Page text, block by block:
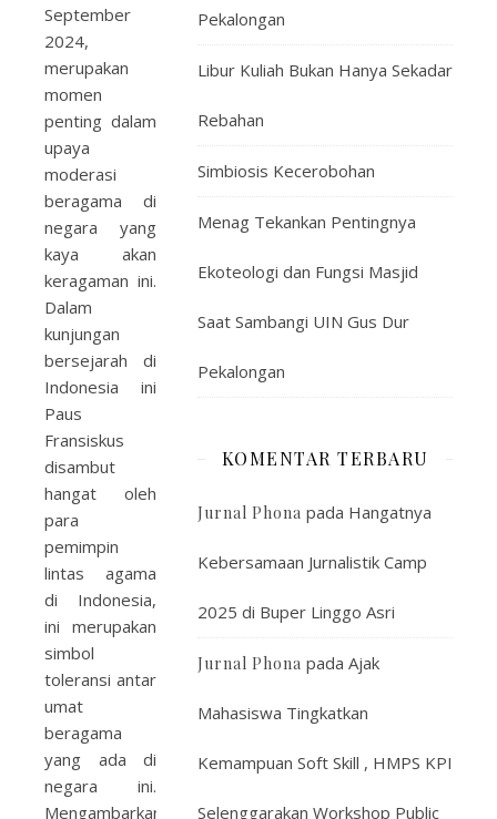
September
2024,
merupakan
momen
penting dalam
upaya
moderasi
beragama di
negara yang
kaya akan
keragaman ini.
Dalam
kunjungan
bersejarah di
Indonesia ini
Paus
Fransiskus
disambut
hangat oleh
para
pemimpin
lintas agama
di Indonesia,
ini merupakan
simbol
toleransi antar
umat
beragama
yang ada di
negara ini.
Mengambarkan
Pekalongan
Libur Kuliah Bukan Hanya Sekadar
Rebahan
Simbiosis Kecerobohan
Menag Tekankan Pentingnya
Ekoteologi dan Fungsi Masjid
Saat Sambangi UIN Gus Dur
Pekalongan
KOMENTAR TERBARU
Jurnal Phona pada Hangatnya
Kebersamaan Jurnalistik Camp
2025 di Buper Linggo Asri
Jurnal Phona pada Ajak
Mahasiswa Tingkatkan
Kemampuan Soft Skill , HMPS KPI
Selenggarakan Workshop Public